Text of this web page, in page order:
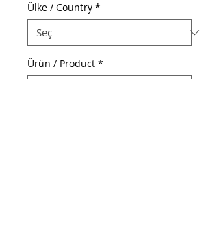
Ülke / Country *
Ürün / Product *